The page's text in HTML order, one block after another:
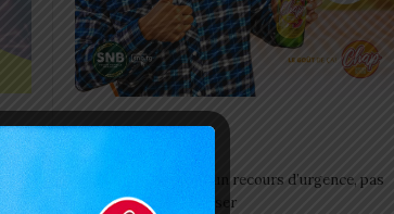
un
la
Articles récents
Pilule du lendemain : un recours d’urgence, pas
une habitude à banaliser